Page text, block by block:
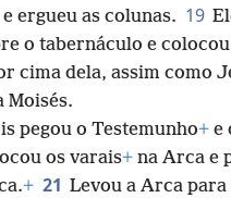
e ergueu as colunas. 19
o tabernáculo e
cima dela, assim como
Moisés.
pegou o Testemunho+ e
os varais+ na Arca e
+ 21 Levou a Arca